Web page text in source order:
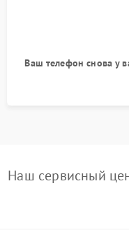
Ваш телефон снова у
Наш сервисный